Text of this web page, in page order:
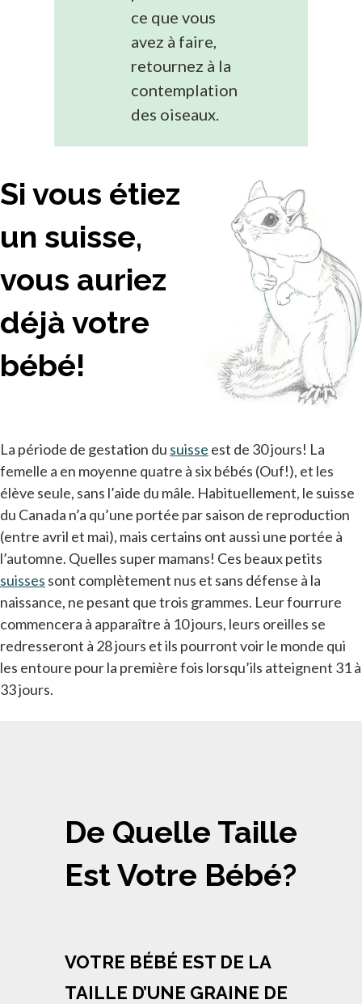
ce que vous
avez à faire,
retournez à la
contemplation
des oiseaux.
Si vous étiez
un suisse,
vous auriez
déjà votre
bébé!
La période de gestation du suisse s’ouvre dans un nouvel
est de 30 jours! La
femelle a en moyenne quatre à six bébés (Ouf!), et les
élève seule, sans l’aide du mâle. Habituellement, le suisse
du Canada n’a qu’une portée par saison de reproduction
(entre avril et mai), mais certains ont aussi une portée à
l’automne. Quelles super mamans! Ces beaux petits
suisses s’ouvre dans un nouvel onglet
sont complètement nus et sans défense à la
naissance, ne pesant que trois grammes. Leur fourrure
commencera à apparaître à 10 jours, leurs oreilles se
redresseront à 28 jours et ils pourront voir le monde qui
les entoure pour la première fois lorsqu’ils atteignent 31 à
33 jours.
De Quelle Taille
Est Votre Bébé?
VOTRE BÉBÉ EST DE LA
TAILLE D’UNE GRAINE DE